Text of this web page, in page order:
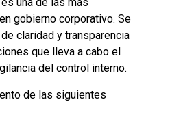
una de las más
gobierno corporativo. Se
claridad y transparencia
que lleva a cabo el
del control interno.
de las siguientes